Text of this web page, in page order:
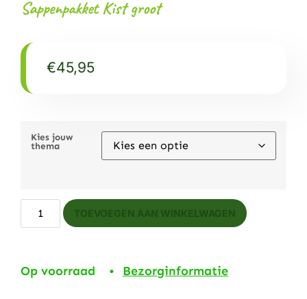
Sappenpakket Kist groot
€45,95
Kies jouw
thema
TOEVOEGEN AAN WINKELWAGEN
Op voorraad • Bezorginformatie